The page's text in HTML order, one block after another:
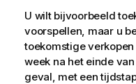
U wilt bijvoorbeeld
voorspellen, maar u
toekomstige
week na het einde
geval, met een